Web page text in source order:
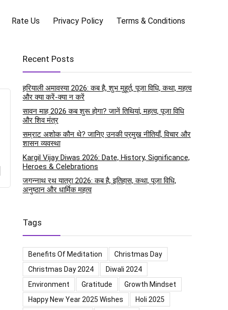
Rate Us Privacy Policy Terms & Conditions
Recent Posts
हरियाली अमावस्या 2026: कब है, शुभ मुहूर्त, पूजा विधि, कथा, महत्व
और क्या करें-क्या न करें
सावन माह 2026 कब शुरू होगा? जानें तिथियां, महत्व, पूजा विधि
और शिव मंत्र
सम्राट अशोक कौन थे? जानिए उनकी प्रमुख नीतियाँ, विचार और
शासन व्यवस्था
Kargil Vijay Diwas 2026: Date, History, Significance,
Heroes & Celebrations
जगन्नाथ रथ यात्रा 2026: कब है, इतिहास, कथा, पूजा विधि,
अनुष्ठान और धार्मिक महत्व
Tags
Benefits Of Meditation
Christmas Day
Christmas Day 2024
Diwali 2024
Environment
Gratitude
Growth Mindset
Happy New Year 2025 Wishes
Holi 2025